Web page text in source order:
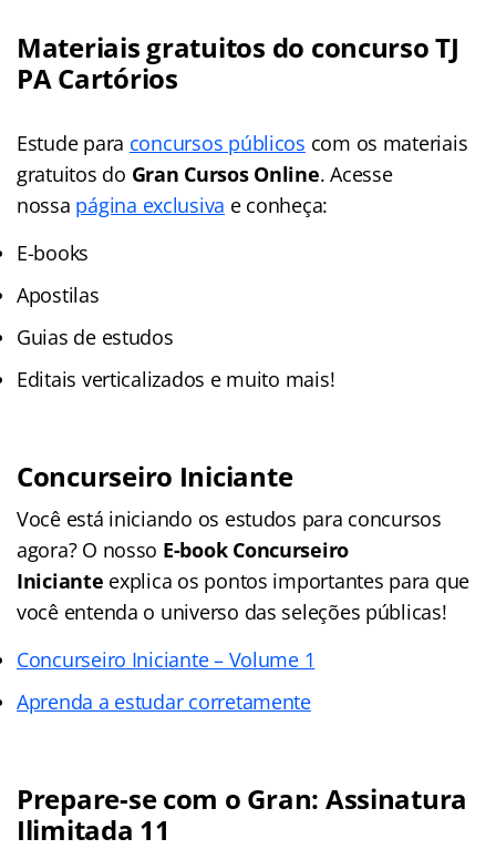
Materiais gratuitos do concurso TJ
PA Cartórios
Estude para concursos públicos com os materiais
gratuitos do Gran Cursos Online. Acesse
nossa página exclusiva e conheça:
E-books
Apostilas
Guias de estudos
Editais verticalizados e muito mais!
Concurseiro Iniciante
Você está iniciando os estudos para concursos
agora? O nosso E-book Concurseiro
Iniciante explica os pontos importantes para que
você entenda o universo das seleções públicas!
Concurseiro Iniciante – Volume 1
Aprenda a estudar corretamente
Prepare-se com o Gran: Assinatura
Ilimitada 11